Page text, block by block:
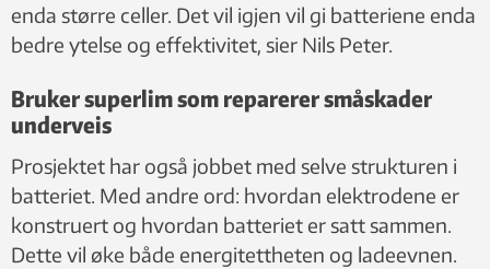
enda større celler. Det vil igjen vil gi batteriene enda
bedre ytelse og effektivitet, sier Nils Peter.
Bruker superlim som reparerer småskader
underveis
Prosjektet har også jobbet med selve strukturen i
batteriet. Med andre ord: hvordan elektrodene er
konstruert og hvordan batteriet er satt sammen.
Dette vil øke både energitettheten og ladeevnen.